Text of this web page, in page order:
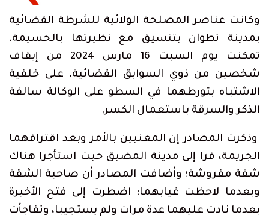
وكانت عناصر المصلحة الولائية للشرطة القضائية
بمدينة تطوان بتنسيق مع نظيرتها بالحسيمة،
تمكنت يوم السبت 16 مارس 2024 من إيقاف
شخصين من ذوي السوابق القضائية، على خلفية
الاشتباه بتورطهما في السطو على الوكالة سالفة
الذكر والسرقة باستعمال الكسر.
وذكرت المصادر إن المعنيين بالأمر وبعد اقترافهما
الجريمة، فرا إلى مدينة المضيق حيت استأجرا هناك
شقة مفروشة؛ وأضافت المصادر أن صاحبة الشقة
وبعدما لاحظت غيابهما؛ اضطرت إلى فتح الأخيرة
بعدما نادت عليهما عدة مرات ولم يستجيبا، وتفاجأت